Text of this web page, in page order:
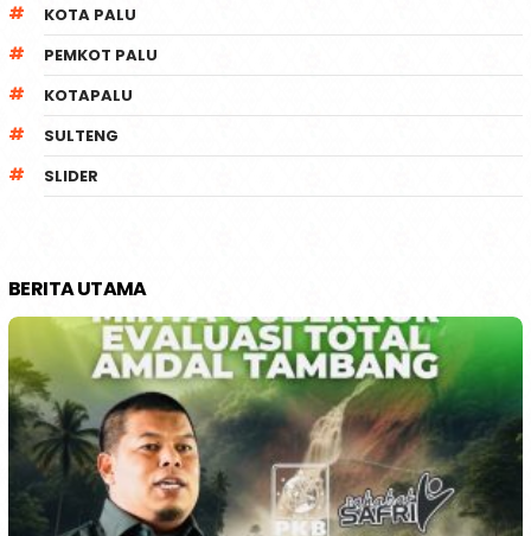
KOTA PALU
PEMKOT PALU
KOTAPALU
SULTENG
SLIDER
BERITA UTAMA